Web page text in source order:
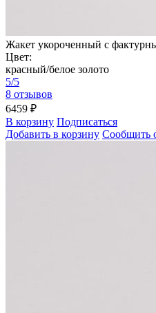
Жакет укороченный с
Цвет:
красный/белое золото
5/5
8 отзывов
6459 ₽
В корзину Подписаться
Добавить в корзину Сообщить